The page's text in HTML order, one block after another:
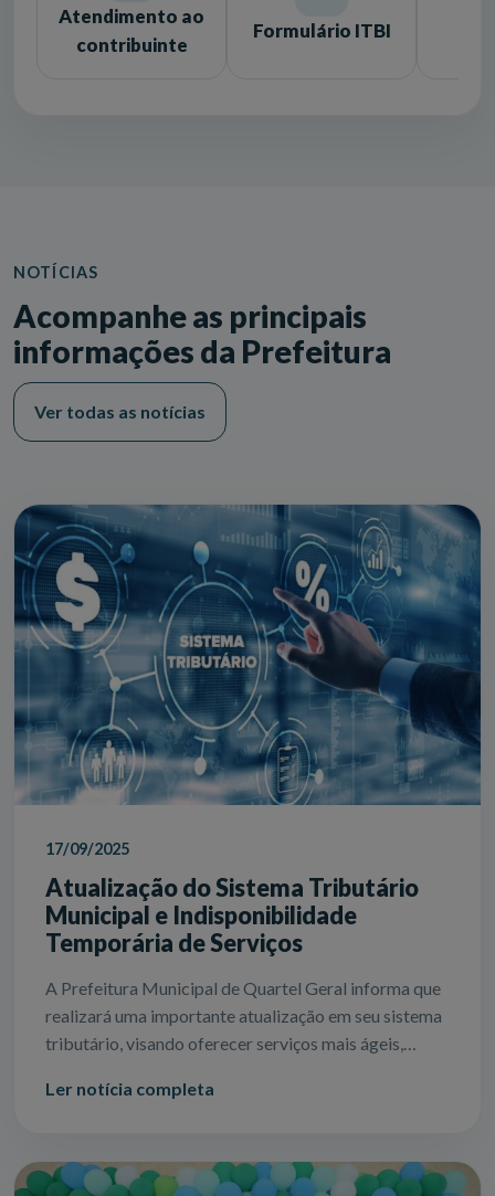
Atendimento ao
contribuinte
Formulário ITBI
NOTÍCIAS
Acompanhe as principais
informações da Prefeitura
Ver todas as notícias
17/09/2025
Atualização do Sistema Tributário
Municipal e Indisponibilidade
Temporária de Serviços
A Prefeitura Municipal de Quartel Geral informa que
realizará uma importante atualização em seu sistema
tributário, visando oferecer serviços mais ágeis,
Ler notícia completa